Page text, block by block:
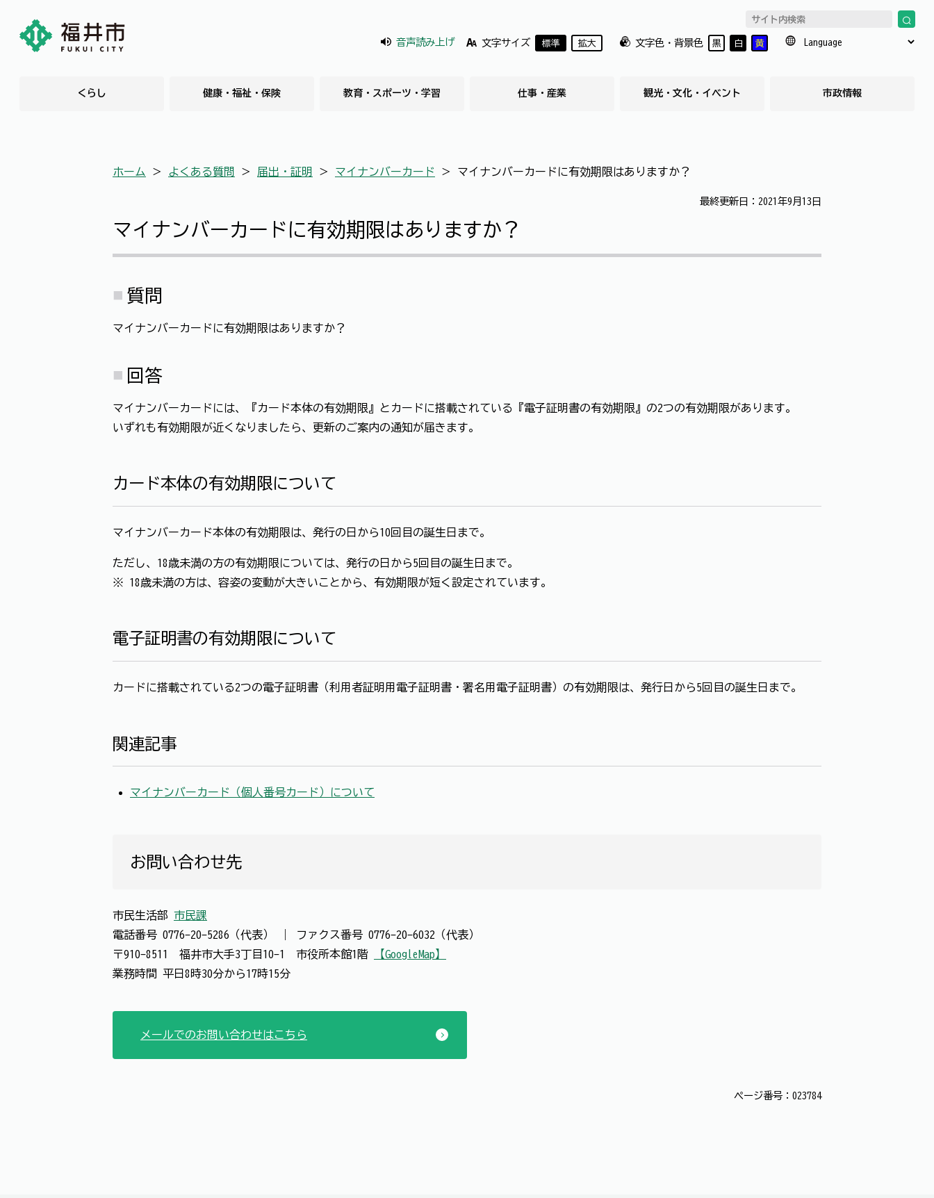
音声読み上げ 文字サイズ 標準 拡大 文字色・背景色 黒 白 黄
くらし 健康・福祉・保険 教育・スポーツ・学習 仕事・産業 観光・文化・イベント 市政情報
ホーム ＞ よくある質問 ＞ 届出・証明 ＞ マイナンバーカード ＞ マイナンバーカードに有効期限はありますか？
最終更新日：2021年9月13日
マイナンバーカードに有効期限はありますか？
質問
マイナンバーカードに有効期限はありますか？
回答
マイナンバーカードには、『カード本体の有効期限』とカードに搭載されている『電子証明書の有効期限』の2つの有効期限があります。
いずれも有効期限が近くなりましたら、更新のご案内の通知が届きます。
カード本体の有効期限について
マイナンバーカード本体の有効期限は、発行の日から10回目の誕生日まで。
ただし、18歳未満の方の有効期限については、発行の日から5回目の誕生日まで。
※ 18歳未満の方は、容姿の変動が大きいことから、有効期限が短く設定されています。
電子証明書の有効期限について
カードに搭載されている2つの電子証明書（利用者証明用電子証明書・署名用電子証明書）の有効期限は、発行日から5回目の誕生日まで。
関連記事
マイナンバーカード（個人番号カード）について
お問い合わせ先
市民生活部 市民課
電話番号 0776-20-5286（代表） ファクス番号 0776-20-6032（代表）
〒910-8511 福井市大手3丁目10-1 市役所本館1階
【GoogleMap】
業務時間 平日8時30分から17時15分
メールでのお問い合わせはこちら
ページ番号：023784